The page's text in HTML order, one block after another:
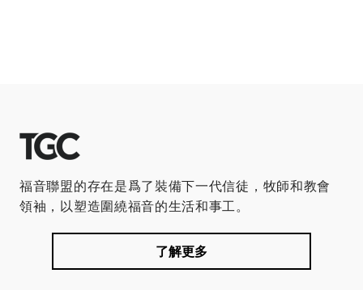
福音聯盟的存在是爲了裝備下一代信徒，牧師和教會
領袖，以塑造圍繞福音的生活和事工。
了解更多